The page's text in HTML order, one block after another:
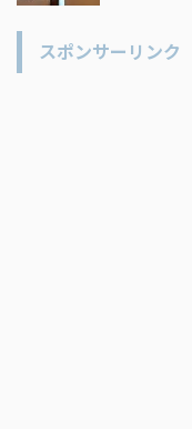
スポンサーリンク